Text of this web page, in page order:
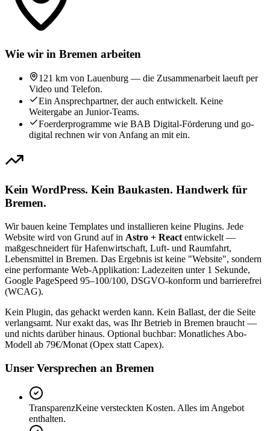
Wie wir in Bremen arbeiten
121 km von Lauenburg — die Zusammenarbeit laeuft per
Video und Telefon.
Ein Ansprechpartner, der auch entwickelt. Keine
Weitergabe an Junior-Teams.
Foerderprogramme wie BAB Digital-Förderung und go-
digital rechnen wir von Anfang an mit ein.
Kein WordPress. Kein Baukasten. Handwerk für
Bremen.
Wir bauen keine Templates und installieren keine Plugins. Jede
Website wird von Grund auf in Astro + React entwickelt —
maßgeschneidert für Hafenwirtschaft, Luft- und Raumfahrt,
Lebensmittel in Bremen. Das Ergebnis ist keine "Website", sondern
eine performante Web-Applikation: Ladezeiten unter 1 Sekunde,
Google PageSpeed 95–100/100, DSGVO-konform und barrierefrei
(WCAG).
Kein Plugin, das gehackt werden kann. Kein Ballast, der die Seite
verlangsamt. Nur exakt das, was Ihr Betrieb in Bremen braucht —
und nichts darüber hinaus. Optional buchbar: Monatliches Abo-
Modell ab 79€/Monat (Opex statt Capex).
Unser Versprechen an Bremen
TransparenzKeine versteckten Kosten. Alles im Angebot
enthalten.